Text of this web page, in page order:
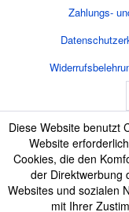
Zahlungs-
Diese Website benutzt
Website
Cookies, die den
der Direktwerbung
Websites und sozialen
mit Ihrer